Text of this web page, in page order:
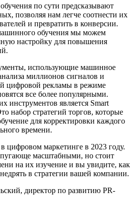
по сути предсказывают
позволяя нам легче соотнести их
и превратить в конверсии.
обучения мы можем
настройку для повышения
использующие машинное
миллионов сигналов и
цифровой рекламы в режиме
все более популярными.
инструментов является Smart
набор стратегий торгов, которые
для корректировки каждого
времени.
цифровом маркетинге в 2023 году.
масштабными, но стоит
на их изучение и вы увидите, как
в стратегии вашей компании.
директор по развитию PR-